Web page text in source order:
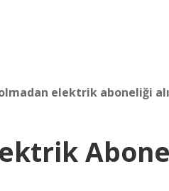
elektrik aboneliği